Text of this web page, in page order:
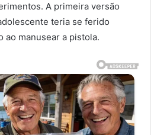
A primeira versão
teria se ferido
ao manusear a pistola.